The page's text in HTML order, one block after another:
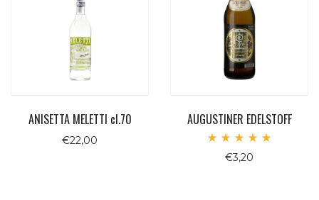
ANISETTA MELETTI cl.70
€22,00
AUGUSTINER EDELSTOFF
5.00
€3,20